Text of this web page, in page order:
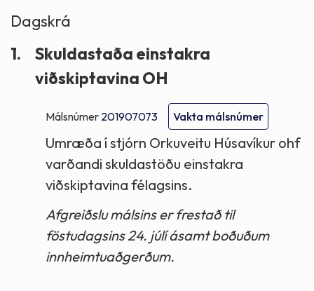
Dagskrá
1.
Skuldastaða einstakra
viðskiptavina OH
Málsnúmer 201907073 Vakta málsnúmer
Umræða í stjórn Orkuveitu Húsavíkur ohf
varðandi skuldastöðu einstakra
viðskiptavina félagsins.
Afgreiðslu málsins er frestað til
föstudagsins 24. júlí ásamt boðuðum
innheimtuaðgerðum.